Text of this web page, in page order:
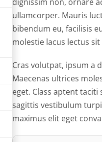
ullamcorper. Mauris
bibendum eu, facilisis
molestie lacus lectus
Cras volutpat, ipsum a
Maecenas ultrices
eget. Class aptent
sagittis vestibulum
maximus elit eget